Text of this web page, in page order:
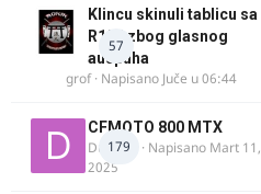
57
Klincu skinuli tablicu sa
R125 zbog glasnog
auspuha
grof· Napisano Juče u 06:44
179
CFMOTO 800 MTX
Duta_91 · Napisano Mart 11,
2025